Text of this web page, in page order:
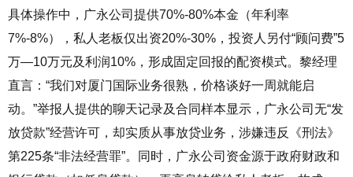
具体操作中，广永公司提供70%-80%本金（年利率
7%-8%），私人老板仅出资20%-30% ，投资人另付“顾问费”5
万—10万元及利润10% ，形成固定回报的配资模式。黎经理
直言：“我们对厦门国际业务很熟，价格谈好一周就能启
动。”举报人提供的聊天记录及合同样本显示，广永公司无“发
放贷款”经营许可，却实质从事放贷业务，涉嫌违反《刑法》
第225条“非法经营罪”。同时，广永公司资金源于政府财政和